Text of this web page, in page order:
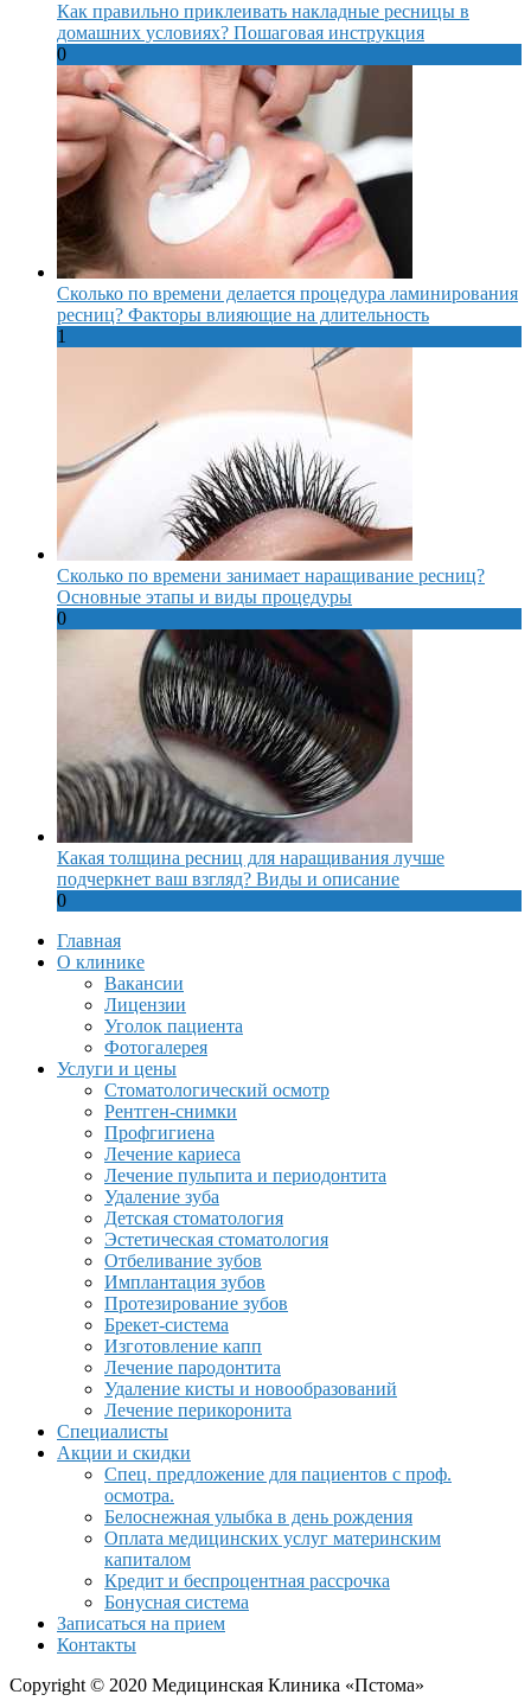
Как правильно приклеивать накладные ресницы в
домашних условиях? Пошаговая инструкция
0
Сколько по времени делается процедура ламинирования
ресниц? Факторы влияющие на длительность
1
Сколько по времени занимает наращивание ресниц?
Основные этапы и виды процедуры
0
Какая толщина ресниц для наращивания лучше
подчеркнет ваш взгляд? Виды и описание
0
Главная
О клинике
Вакансии
Лицензии
Уголок пациента
Фотогалерея
Услуги и цены
Стоматологический осмотр
Рентген-снимки
Профгигиена
Лечение кариеса
Лечение пульпита и периодонтита
Удаление зуба
Детская стоматология
Эстетическая стоматология
Отбеливание зубов
Имплантация зубов
Протезирование зубов
Брекет-система
Изготовление капп
Лечение пародонтита
Удаление кисты и новообразований
Лечение перикоронита
Специалисты
Акции и скидки
Спец. предложение для пациентов с проф.
осмотра.
Белоснежная улыбка в день рождения
Оплата медицинских услуг материнским
капиталом
Кредит и беспроцентная рассрочка
Бонусная система
Записаться на прием
Контакты
Copyright © 2020 Медицинская Клиника «Пстома»